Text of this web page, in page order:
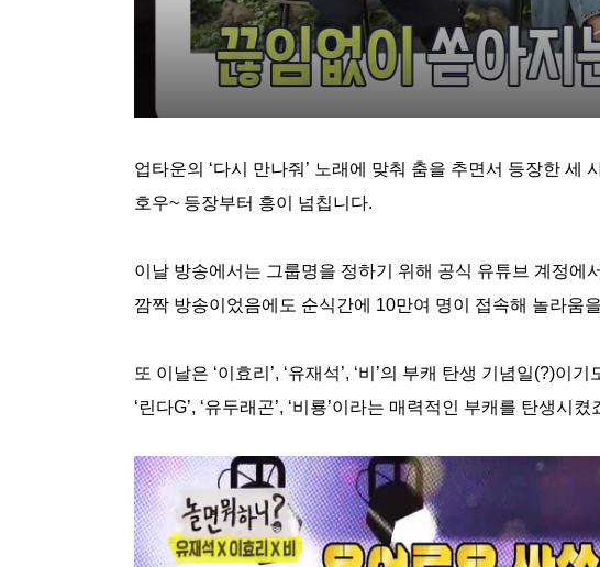
업타운의 ‘다시 만나줘 ’ 노래에 맞춰 춤을 추면서 등장한 세
호우~ 등장부터 흥이 넘칩니다.
이날 방송에서는 그룹명을 정하기 위해 공식 유튜브 계정에
깜짝 방송이었음에도 순식간에 10만여 명이 접속해 놀라움
또 이날은 ‘이효리 ’, ‘유재석’, ‘비 ’의 부캐 탄생 기념일(?)이기
‘린다G’, ‘유두래곤’, ‘비룡’이라는 매력적인 부캐를 탄생시켰